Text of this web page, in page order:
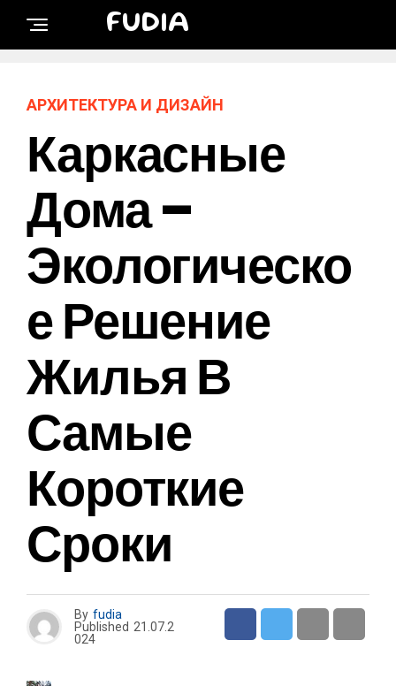
FUDIA
АРХИТЕКТУРА И ДИЗАЙН
Каркасные
Дома –
Экологическо
Е Решение
Жилья В
Самые
Короткие
Сроки
By fudia
Published 21.07.2
024